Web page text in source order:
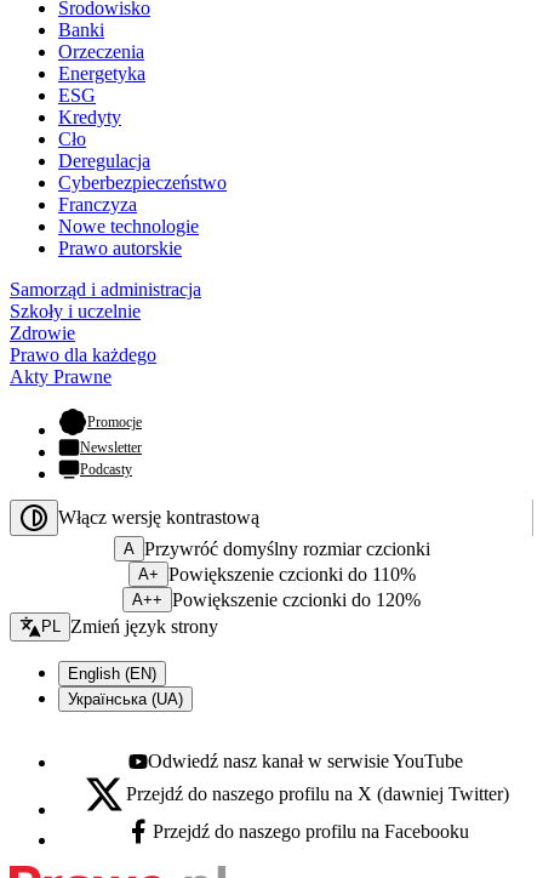
Środowisko
Banki
Orzeczenia
Energetyka
ESG
Kredyty
Cło
Deregulacja
Cyberbezpieczeństwo
Franczyza
Nowe technologie
Prawo autorskie
Samorząd i administracja
Szkoły i uczelnie
Zdrowie
Prawo dla każdego
Akty Prawne
Promocje- otwiera się w nowej karcie
Newsletter
Podcasty
Włącz wersję kontrastową
A Przywróć domyślny rozmiar czcionki
A+ Powiększenie czcionki do 110%
A++ Powiększenie czcionki do 120%
Zmień język - bieżący:
PL Zmień język strony
English (EN)
Українська (UA)
Youtube - otwiera się w nowej karcie
Odwiedź nasz kanał w serwisie YouTube
X - otwiera się w nowej karcie
Przejdź do naszego profilu na X (dawniej Twitter)
Facebook - otwiera się w nowej karcie
Przejdź do naszego profilu na Facebooku